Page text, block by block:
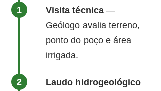
Visita técnica —
Geólogo avalia terreno,
ponto do poço e área
irrigada.
Laudo hidrogeológico